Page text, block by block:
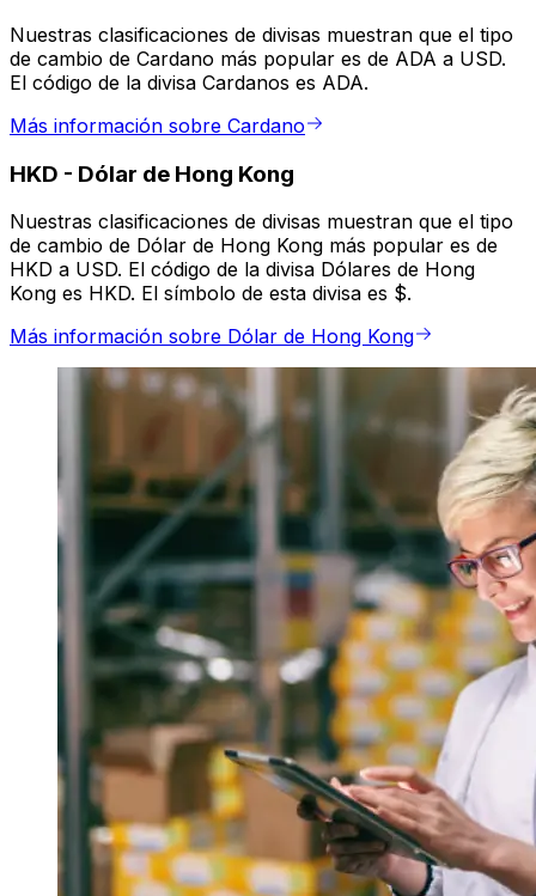
Nuestras clasificaciones de divisas muestran que el tipo
de cambio de Cardano más popular es de ADA a USD.
El código de la divisa Cardanos es ADA.
Más información sobre Cardano
HKD - Dólar de Hong Kong
Nuestras clasificaciones de divisas muestran que el tipo
de cambio de Dólar de Hong Kong más popular es de
HKD a USD. El código de la divisa Dólares de Hong
Kong es HKD. El símbolo de esta divisa es $.
Más información sobre Dólar de Hong Kong